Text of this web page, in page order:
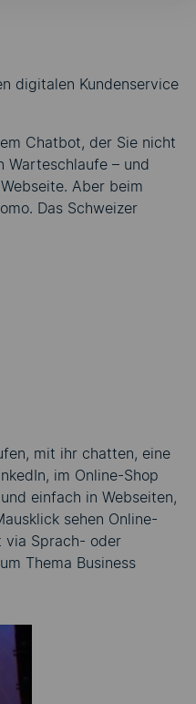
digitalen Kundenservice
Chatbot, der Sie nicht
Warteschlaufe – und
Aber beim
Das Schweizer
mit ihr chatten, eine
im Online-Shop
einfach in Webseiten,
sehen Online-
via Sprach- oder
Thema Business